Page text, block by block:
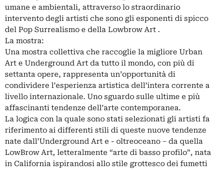
umane e ambientali, attraverso lo straordinario
intervento degli artisti che sono gli esponenti di spicco
del Pop Surrealismo e della Lowbrow Art .
La mostra:
Una mostra collettiva che raccoglie la migliore Urban
Art e Underground Art da tutto il mondo, con più di
settanta opere, rappresenta un’opportunità di
condividere l’esperienza artistica dell’intera corrente a
livello internazionale. Uno sguardo sulle ultime e più
affascinanti tendenze dell’arte contemporanea.
La logica con la quale sono stati selezionati gli artisti fa
riferimento ai differenti stili di queste nuove tendenze
nate dall’Underground Art e - oltreoceano – da quella
LowBrow Art, letteralmente “arte di basso profilo”, nata
in California ispirandosi allo stile grottesco dei fumetti